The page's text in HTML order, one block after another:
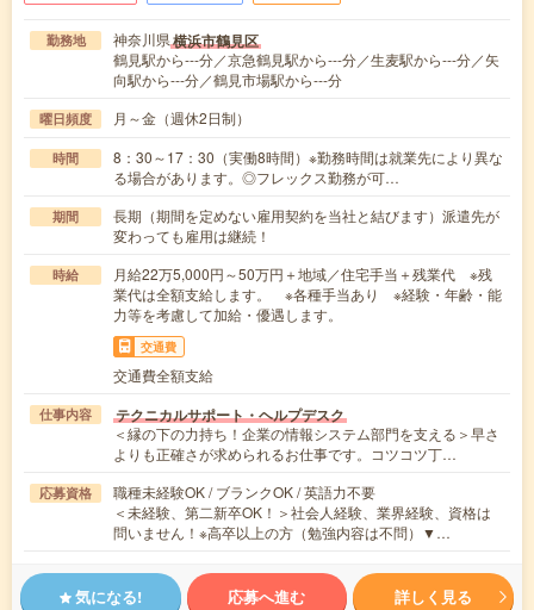
勤務地 神奈川県横浜市鶴見区
鶴見駅から---分／京急鶴見駅から---分／生麦駅から---分／矢
向駅から---分／鶴見市場駅から---分
曜日頻度 月～金（週休2日制）
時間
8：30～17：30（実働8時間）※勤務時間は就業先により異な
る場合があります。◎フレックス勤務が可…
期間
長期（期間を定めない雇用契約を当社と結びます）派遣先が
変わっても雇用は継続！
時給
月給22万5,000円～50万円＋地域／住宅手当＋残業代 ※残
業代は全額支給します。 ※各種手当あり ※経験・年齢・能
力等を考慮して加給・優遇します。
交通費
交通費全額支給
仕事内容 テクニカルサポート・ヘルプデスク
＜縁の下の力持ち！企業の情報システム部門を支える＞早さ
よりも正確さが求められるお仕事です。コツコツ丁…
応募資格
職種未経験OK / ブランクOK / 英語力不要
＜未経験、第二新卒OK！＞社会人経験、業界経験、資格は
問いません！※高卒以上の方（勉強内容は不問）▼…
気になる! 応募へ進む 詳しく見る